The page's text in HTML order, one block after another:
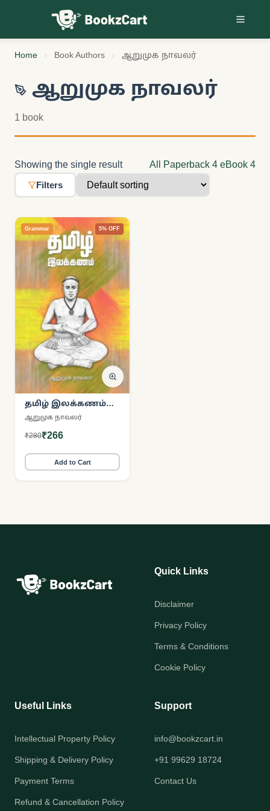
Skip to content
Home Book Authors ஆறுமுக நாவலர்
ஆறுமுக நாவலர்
1 book
Showing the single result All Paperback 4 eBook 4
Filters
Grammar 5% OFF
தமிழ் இலக்கணம்
(பரிசல்)
ஆறுமுக நாவலர்
₹280₹266
Add to Cart
Quick Links
Disclaimer
Privacy Policy
Terms & Conditions
Cookie Policy
Useful Links
Intellectual Property Policy
Shipping & Delivery Policy
Payment Terms
Refund & Cancellation Policy
Support
info@bookzcart.in
+91 99629 18724
Contact Us